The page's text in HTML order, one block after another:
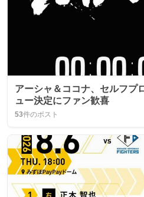
アーシャ＆ココナ、セルフプ
ュー決定にファン歓喜
53件のポスト